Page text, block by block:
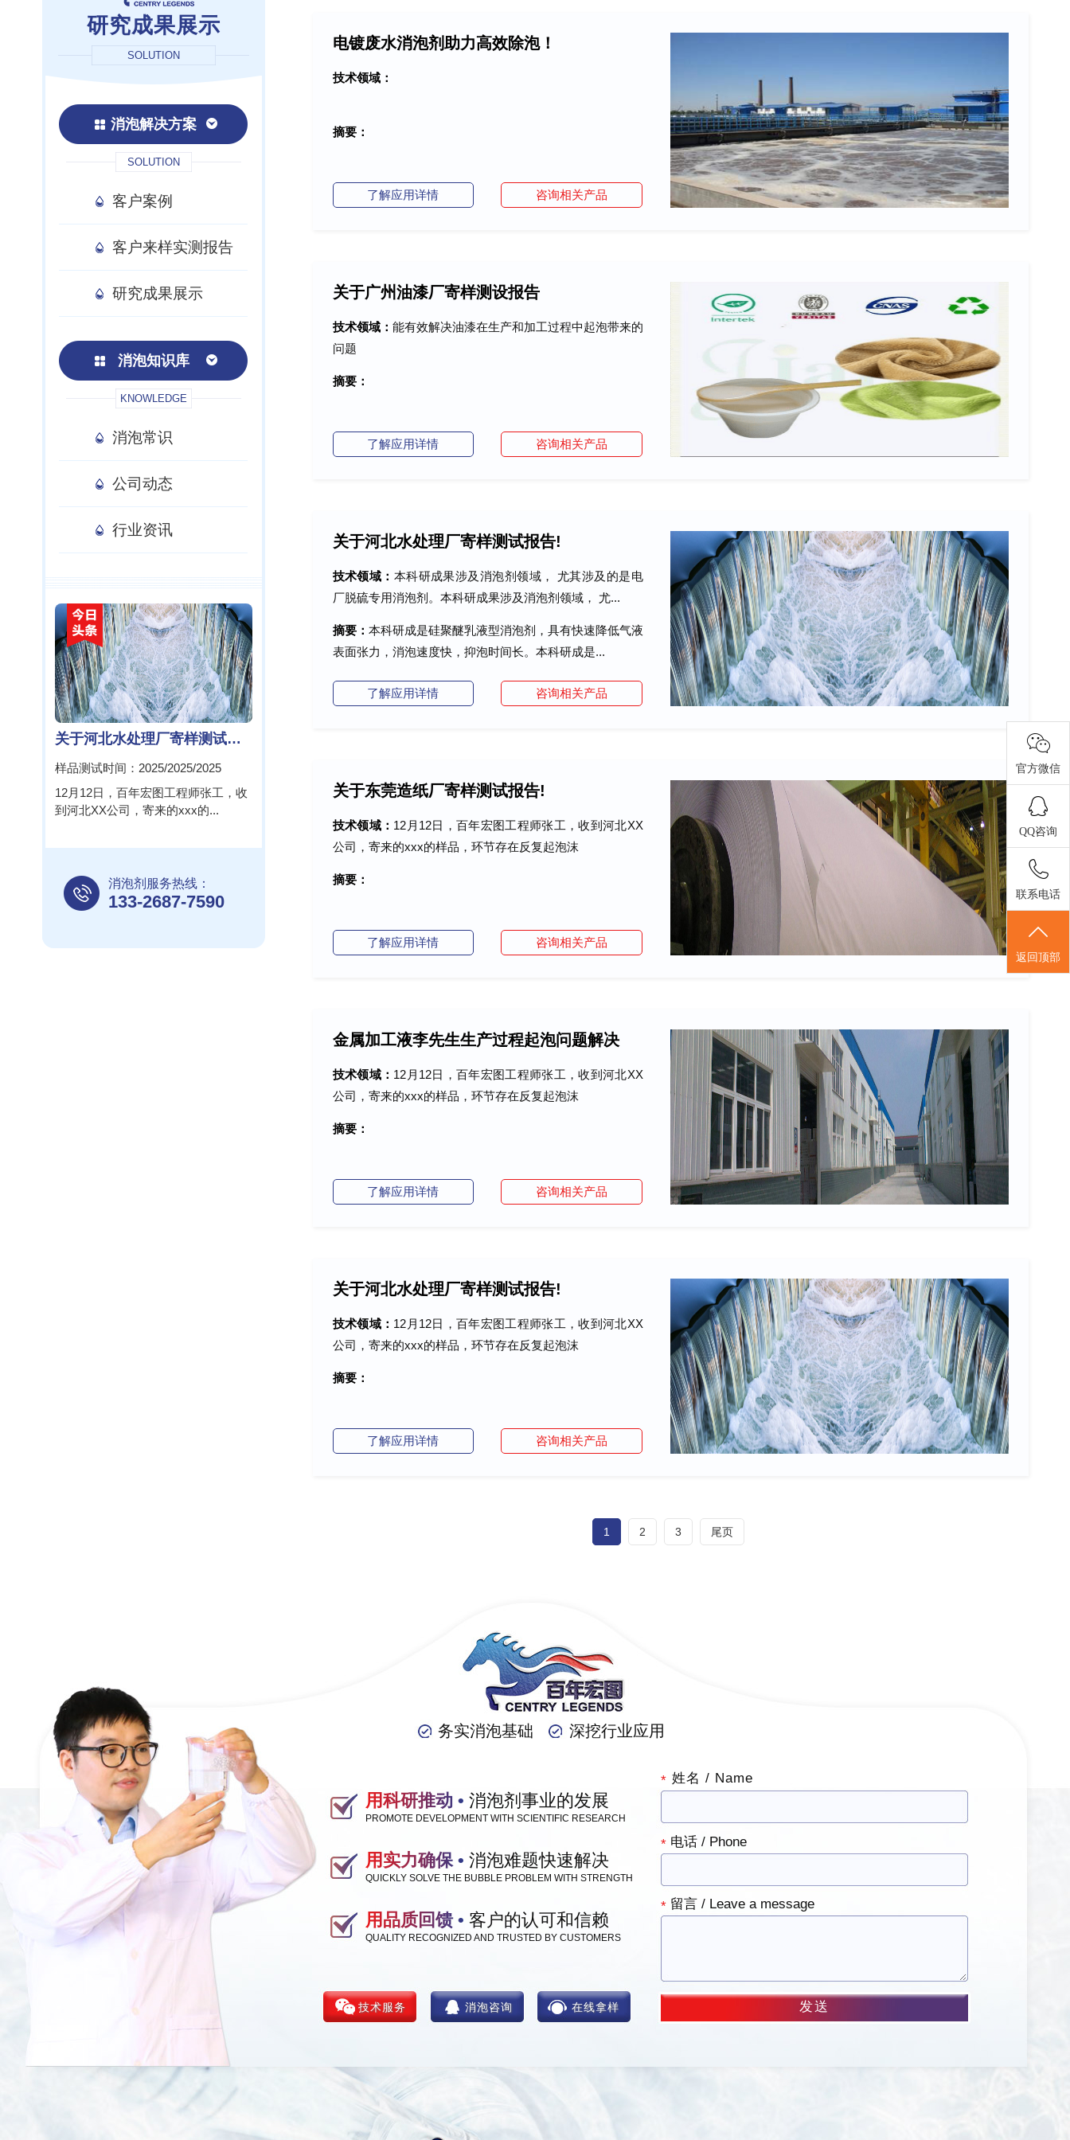
研究成果展示
SOLUTION
消泡解决方案
SOLUTION
客户案例
客户来样实测报告
研究成果展示
消泡知识库
KNOWLEDGE
消泡常识
公司动态
行业资讯
关于河北水处理厂寄样测试报告!
样品测试时间：2025/2025/2025
12月12日，百年宏图工程师张工，收
到河北XX公司，寄来的xxx的...
消泡剂服务热线：
133-2687-7590
电镀废水消泡剂助力高效除泡！
技术领域：
摘要：
了解应用详情 咨询相关产品
关于广州油漆厂寄样测设报告
技术领域： 能有效解决油漆在生产和加工过程中起泡带来的
问题
摘要：
了解应用详情 咨询相关产品
关于河北水处理厂寄样测试报告!
技术领域： 本科研成果涉及消泡剂领域， 尤其涉及的是电
厂脱硫专用消泡剂。本科研成果涉及消泡剂领域， 尤...
摘要： 本科研成是硅聚醚乳液型消泡剂，具有快速降低气液
表面张力，消泡速度快，抑泡时间长。本科研成是...
了解应用详情 咨询相关产品
关于东莞造纸厂寄样测试报告!
技术领域： 12月12日，百年宏图工程师张工，收到河北XX
公司，寄来的xxx的样品，环节存在反复起泡沫
摘要：
了解应用详情 咨询相关产品
金属加工液李先生生产过程起泡问题解决
技术领域： 12月12日，百年宏图工程师张工，收到河北XX
公司，寄来的xxx的样品，环节存在反复起泡沫
摘要：
了解应用详情 咨询相关产品
关于河北水处理厂寄样测试报告!
技术领域： 12月12日，百年宏图工程师张工，收到河北XX
公司，寄来的xxx的样品，环节存在反复起泡沫
摘要：
了解应用详情 咨询相关产品
1 2 3 尾页
务实消泡基础 深挖行业应用
用科研推动 • 消泡剂事业的发展
PROMOTE DEVELOPMENT WITH SCIENTIFIC RESEARCH
用实力确保 • 消泡难题快速解决
QUICKLY SOLVE THE BUBBLE PROBLEM WITH STRENGTH
用品质回馈 • 客户的认可和信赖
QUALITY RECOGNIZED AND TRUSTED BY CUSTOMERS
技术服务 消泡咨询 在线拿样
* 姓名 / Name
*电话 / Phone
*留言 / Leave a message
官方微信
QQ咨询
联系电话
返回顶部